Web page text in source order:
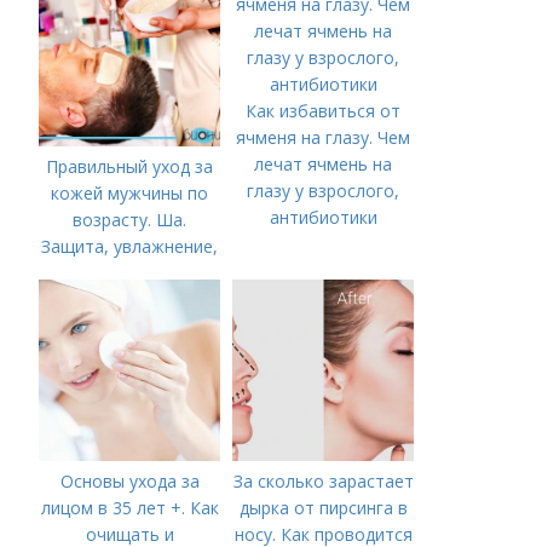
Правильный уход за
кожей мужчины по
возрасту. Ша.
Защита, увлажнение,
Как избавиться от
ячменя на глазу. Чем
лечат ячмень на
глазу у взрослого,
антибиотики
Основы ухода за
лицом в 35 лет +. Как
очищать и
За сколько зарастает
дырка от пирсинга в
носу. Как проводится